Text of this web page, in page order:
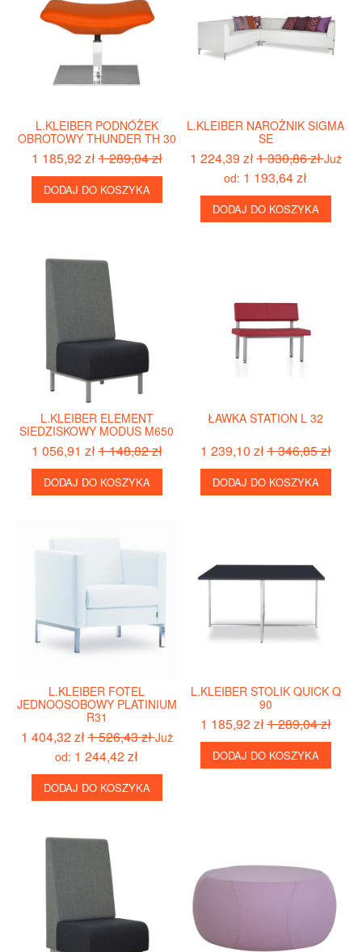
L.KLEIBER PODNÓŻEK
OBROTOWY THUNDER TH 30
1 185,92 zł1 289,04 zł
DODAJ DO KOSZYKA
L.KLEIBER NAROŻNIK SIGMA
SE
1 224,39 zł1 330,86 złJuż
od: 1 193,64 zł
DODAJ DO KOSZYKA
L.KLEIBER ELEMENT
SIEDZISKOWY MODUS M650
1 056,91 zł1 148,82 zł
DODAJ DO KOSZYKA
ŁAWKA STATION L 32
1 239,10 zł1 346,85 zł
DODAJ DO KOSZYKA
L.KLEIBER FOTEL
JEDNOOSOBOWY PLATINIUM
R31
1 404,32 zł1 526,43 złJuż
od: 1 244,42 zł
DODAJ DO KOSZYKA
L.KLEIBER STOLIK QUICK Q
90
1 185,92 zł1 289,04 zł
DODAJ DO KOSZYKA